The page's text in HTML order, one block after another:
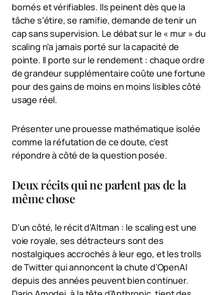
bornés et vérifiables. Ils peinent dès que la
tâche s’étire, se ramifie, demande de tenir un
cap sans supervision. Le débat sur le « mur » du
scaling n’a jamais porté sur la capacité de
pointe. Il porte sur le rendement : chaque ordre
de grandeur supplémentaire coûte une fortune
pour des gains de moins en moins lisibles côté
usage réel.
Présenter une prouesse mathématique isolée
comme la réfutation de ce doute, c’est
répondre à côté de la question posée.
Deux récits qui ne parlent pas de la
même chose
D’un côté, le récit d’Altman : le scaling est une
voie royale, ses détracteurs sont des
nostalgiques accrochés à leur ego, et les trolls
de Twitter qui annoncent la chute d’OpenAI
depuis des années peuvent bien continuer.